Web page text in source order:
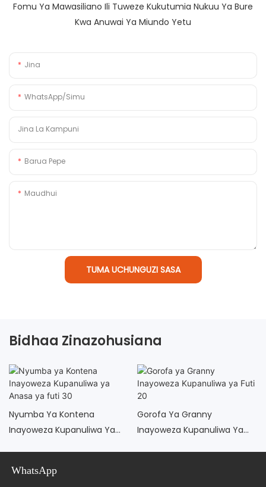
Fomu Ya Mawasiliano Ili Tuweze Kukutumia Nukuu Ya Bure
Kwa Anuwai Ya Miundo Yetu
Jina
WhatsApp/Simu
Jina La Kampuni
Barua Pepe
Maudhui
TUMA UCHUNGUZI SASA
Bidhaa Zinazohusiana
Nyumba Ya Kontena
Inayoweza Kupanuliwa Ya
Gorofa Ya Granny
Inayoweza Kupanuliwa Ya
WhatsApp